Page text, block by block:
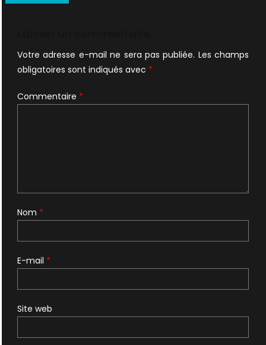
Votre adresse e-mail ne sera pas publiée. Les champs
obligatoires sont indiqués avec *
Commentaire *
Nom *
E-mail *
Site web